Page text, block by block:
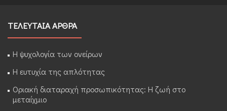
ΤΕΛΕΥΤΑΙΑ ΑΡΘΡΑ
Η ψυχολογία των ονείρων
Η ευτυχία της απλότητας
Οριακή διαταραχή προσωπικότητας: Η ζωή στο
μεταίχμιο